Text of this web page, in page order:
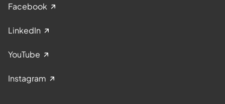
Facebook
LinkedIn
YouTube
Instagram